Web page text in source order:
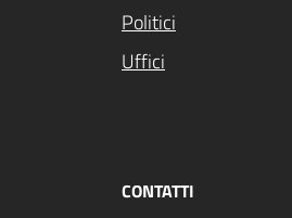
Politici
Uffici
CONTATTI